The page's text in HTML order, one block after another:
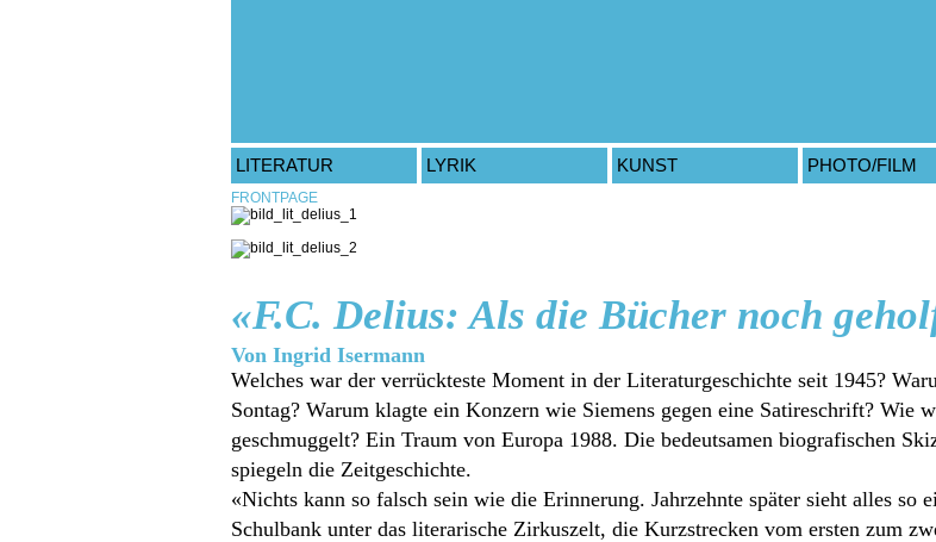
LITERATUR LYRIK KUNST PHOTO/FILM
FRONTPAGE
«F.C. Delius: Als die Bücher noch
Von Ingrid Isermann
Welches war der verrückteste Moment in der Literaturgeschichte seit 1945?
Sontag? Warum klagte ein Konzern wie Siemens gegen eine Satireschrift? Wie
geschmuggelt? Ein Traum von Europa 1988. Die bedeutsamen biografischen
spiegeln die Zeitgeschichte.
«Nichts kann so falsch sein wie die Erinnerung. Jahrzehnte später sieht alles so
Schulbank unter das literarische Zirkuszelt, die Kurzstrecken vom ersten zum